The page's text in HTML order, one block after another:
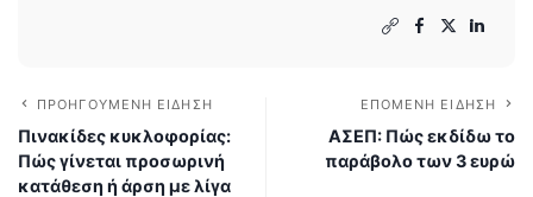
ΠΡΟΗΓΟΎΜΕΝΗ ΕΊΔΗΣΗ
Πινακίδες κυκλοφορίας:
Πώς γίνεται προσωρινή
κατάθεση ή άρση με λίγα
ΕΠΌΜΕΝΗ ΕΊΔΗΣΗ
ΑΣΕΠ: Πώς εκδίδω το
παράβολο των 3 ευρώ